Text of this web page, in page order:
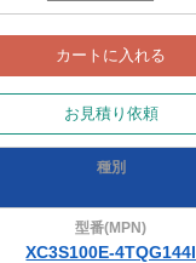
カートに入れる
お見積り依頼
XC3S100E-4TQG144I